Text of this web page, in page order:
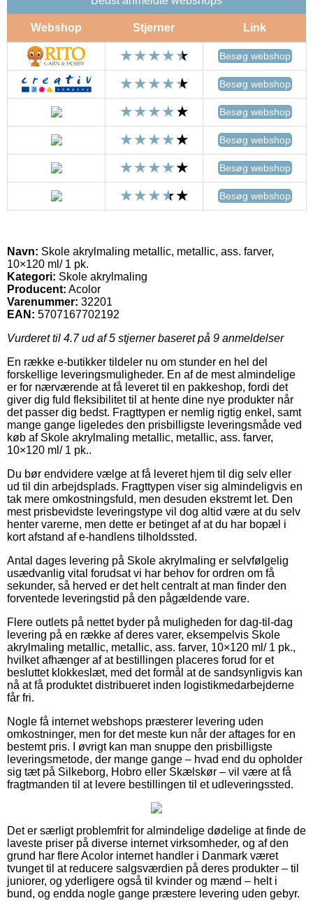
Webshop Stjerner Link
Besøg webshop
Besøg webshop
Besøg webshop
Besøg webshop
Besøg webshop
Besøg webshop
Navn: Skole akrylmaling metallic, metallic, ass. farver,
10×120 ml/ 1 pk.
Kategori: Skole akrylmaling
Producent: Acolor
Varenummer: 32201
EAN: 5707167702192
Vurderet til 4.7ud af 5 stjerner baseret på 9 anmeldelser
En række e-butikker tildeler nu om stunder en hel del
forskellige leveringsmuligheder. En af de mest almindelige
er for nærværende at få leveret til en pakkeshop, fordi det
giver dig fuld fleksibilitet til at hente dine nye produkter når
det passer dig bedst. Fragttypen er nemlig rigtig enkel, samt
mange gange ligeledes den prisbilligste leveringsmåde ved
køb af Skole akrylmaling metallic, metallic, ass. farver,
10×120 ml/ 1 pk..
Du bør endvidere vælge at få leveret hjem til dig selv eller
ud til din arbejdsplads. Fragttypen viser sig almindeligvis en
tak mere omkostningsfuld, men desuden ekstremt let. Den
mest prisbevidste leveringstype vil dog altid være at du selv
henter varerne, men dette er betinget af at du har bopæl i
kort afstand af e-handlens tilholdssted.
Antal dages levering på Skole akrylmaling er selvfølgelig
usædvanlig vital forudsat vi har behov for ordren om få
sekunder, så herved er det helt centralt at man finder den
forventede leveringstid på den pågældende vare.
Flere outlets på nettet byder på muligheden for dag-til-dag
levering på en række af deres varer, eksempelvis Skole
akrylmaling metallic, metallic, ass. farver, 10×120 ml/ 1 pk.,
hvilket afhænger af at bestillingen placeres forud for et
besluttet klokkeslæt, med det formål at de sandsynligvis kan
nå at få produktet distribueret inden logistikmedarbejderne
får fri.
Nogle få internet webshops præsterer levering uden
omkostninger, men for det meste kun når der aftages for en
bestemt pris. I øvrigt kan man snuppe den prisbilligste
leveringsmetode, der mange gange – hvad end du opholder
sig tæt på Silkeborg, Hobro eller Skælskør – vil være at få
fragtmanden til at levere bestillingen til et udleveringssted.
Det er særligt problemfrit for almindelige dødelige at finde de
laveste priser på diverse internet virksomheder, og af den
grund har flere Acolor internet handler i Danmark været
tvunget til at reducere salgsværdien på deres produkter – til
juniorer, og yderligere også til kvinder og mænd – helt i
bund, og endda nogle gange præstere levering uden gebyr.